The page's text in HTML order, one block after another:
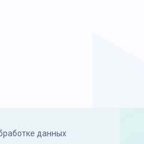
данных